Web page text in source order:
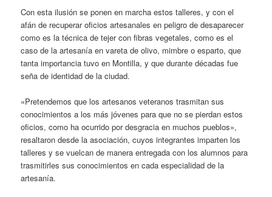
Con esta ilusión se ponen en marcha estos talleres, y con el
afán de recuperar oficios artesanales en peligro de desaparecer
como es la técnica de tejer con fibras vegetales, como es el
caso de la artesanía en vareta de olivo, mimbre o esparto, que
tanta importancia tuvo en Montilla, y que durante décadas fue
seña de identidad de la ciudad.
«Pretendemos que los artesanos veteranos trasmitan sus
conocimientos a los más jóvenes para que no se pierdan estos
oficios, como ha ocurrido por desgracia en muchos pueblos»,
resaltaron desde la asociación, cuyos integrantes imparten los
talleres y se vuelcan de manera entregada con los alumnos para
trasmitirles sus conocimientos en cada especialidad de la
artesanía.